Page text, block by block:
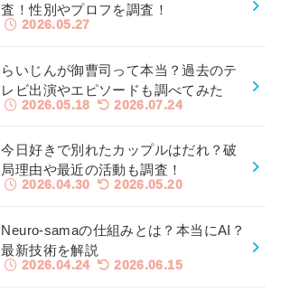
査！性別やプロフを調査！
2026.05.27
らいじんが御曹司って本当？過去のテ
レビ出演やエピソードも調べてみた
2026.05.18 2026.07.24
今日好きで別れたカップルはだれ？破
局理由や最近の活動も調査！
2026.04.30 2026.05.20
Neuro-samaの仕組みとは？本当にAI？
最新技術を解説
2026.04.24 2026.06.15